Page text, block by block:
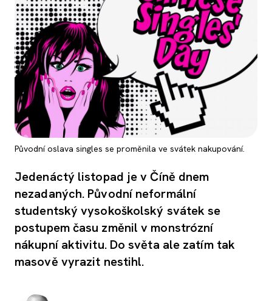
PORADNA
Původní oslava singles se proměnila ve svátek nakupování.
Jedenáctý listopad je v Číně dnem
nezadaných. Původní neformální
studentský vysokoškolský svátek se
postupem času změnil v monstrózní
nákupní aktivitu. Do světa ale zatím tak
masově vyrazit nestihl.